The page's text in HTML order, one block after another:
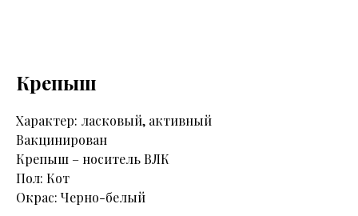
Крепыш
Характер: ласковый, активный
Вакцинирован
Крепыш – носитель ВЛК
Пол: Кот
Окрас: Черно-белый